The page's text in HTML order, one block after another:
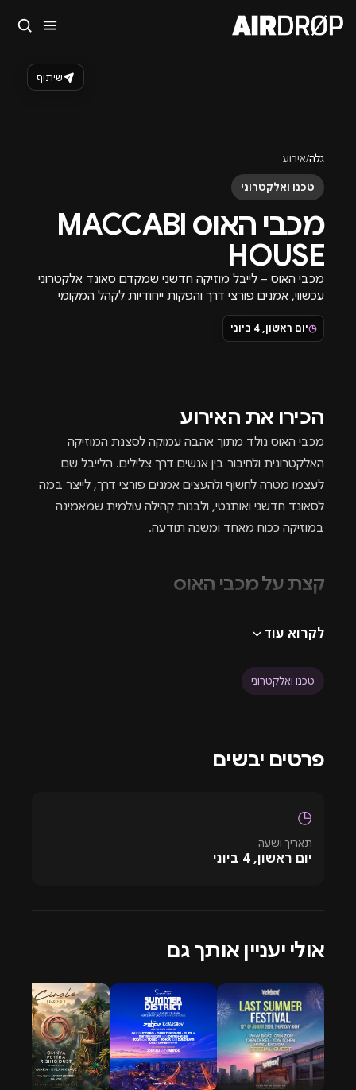
גלה/אירוע
טכנו ואלקטרוני
מכבי האוס MACCABI
HOUSE
מכבי האוס – לייבל מוזיקה חדשני שמקדם סאונד אלקטרוני
עכשווי, אמנים פורצי דרך והפקות ייחודיות לקהל המקומי
והבינלאומי
◷יום ראשון, 4 ביוני
שיתוף
הכירו את האירוע
מכבי האוס נולד מתוך אהבה עמוקה לסצנת המוזיקה
האלקטרונית ולחיבור בין אנשים דרך צלילים. הלייבל שם
לעצמו מטרה לחשוף ולהעצים אמנים פורצי דרך, לייצר במה
לסאונד חדשני ואותנטי, ולבנות קהילה עולמית שמאמינה
במוזיקה ככוח מאחד ומשנה תודעה.
קצת על מכבי האוס
אמנים, לחשוף יצירה מקורית וליצור במה לסאונד חדשני.
שיתופי פעולה ואירועים ייחודיים. החזון שלנו הוא לבנות קהילה
לקרוא עוד
טכנו ואלקטרוני
פרטים יבשים
◷
תאריך ושעה
יום ראשון, 4 ביוני
אולי יעניין אותך גם
סגור